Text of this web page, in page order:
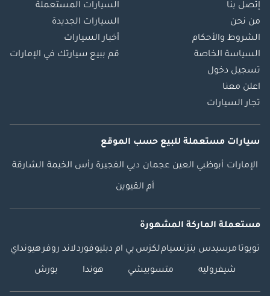
إتصل بنا
من نحن
الشروط والأحكام
السياسة الخاصة
تسجيل دخول
اعلن معنا
تجار السيارات
السيارات المستعملة
السيارات الجديدة
أخبار السيارات
قم ببيع سيارتك في الإمارات
سيارات مستعملة للبيع حسب الموقع
الإمارات أبوظبي العين عجمان دبي الفجيرة رأس الخيمة الشارقة
أم القيوين
مستعملة الماركة المشهورة
تويوتا مرسيدس بنزنسياملكزس بي ام دبليوفوردلاند روفرهيونداي
شيفروليه متسوبيشي هوندا بورش